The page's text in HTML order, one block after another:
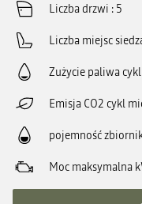
Liczba drzwi 5
Liczba miejsc
Zużycie paliwa
Emisja CO2 cykl
pojemność
Moc maksymalna